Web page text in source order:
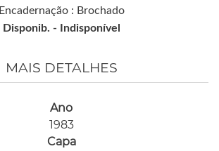
Encadernação : Brochado
Disponib. -
Indisponível
MAIS DETALHES
Ano
1983
Capa